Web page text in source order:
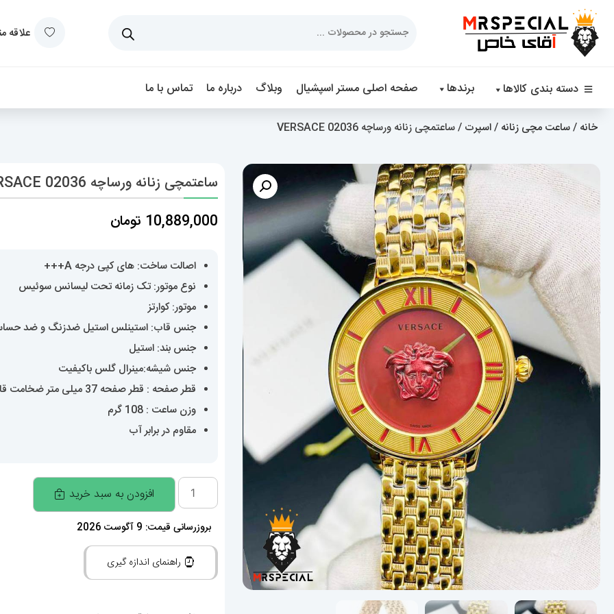
علاقه
دسته بندی کالاها برندها صفحه اصلی مستر اسپشیال وبلاگ درباره ما تماس با ما
خانه /ساعت مچی زنانه /اسپرت / ساعتمچی زنانه ورساچه 02036 VERSACE
ساعتمچی زنانه ورساچه 02036 VERSACE
10,889,000 تومان
اصالت ساخت: های کپی درجه A+++
نوع موتور: تک زمانه تحت لیسانس سوئیس
موتور: کوارتز
جنس قاب: استینلس استیل ضدزنگ و ضد
جنس بند: استیل
جنس شیشه:مینرال گلس باکیفیت
قطر صفحه : قطر صفحه 37 میلی متر ضخامت قاب 10 میلی متر عرض بند 18 میلی متر
وزن ساعت : 108 گرم
مقاوم در برابر آب
ساعتمچی
زنانه
ورساچه
02036
VERSACE
افزودن به سبد خرید
بروزرسانی قیمت: 9 آگوست 2026
راهنمای اندازه گیری